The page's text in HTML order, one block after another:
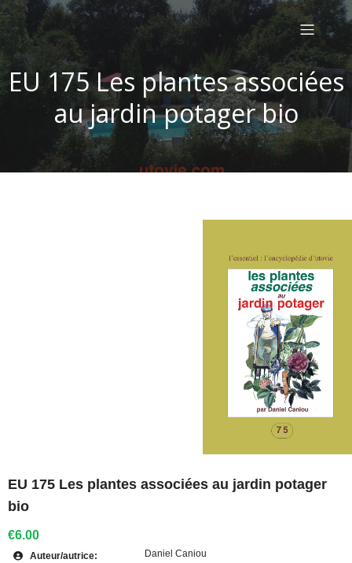
EU 175 Les plantes associées
au jardin potager bio
EU 175 Les plantes associées au jardin potager
bio
€6.00
Auteur/autrice: Daniel Caniou